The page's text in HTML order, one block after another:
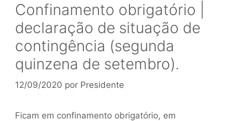
Confinamento obrigatório |
declaração de situação de
contingência (segunda
quinzena de setembro).
12/09/2020 por Presidente
Ficam em confinamento obrigatório, em